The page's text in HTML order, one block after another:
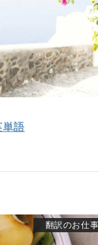
単語
翻訳のお仕事